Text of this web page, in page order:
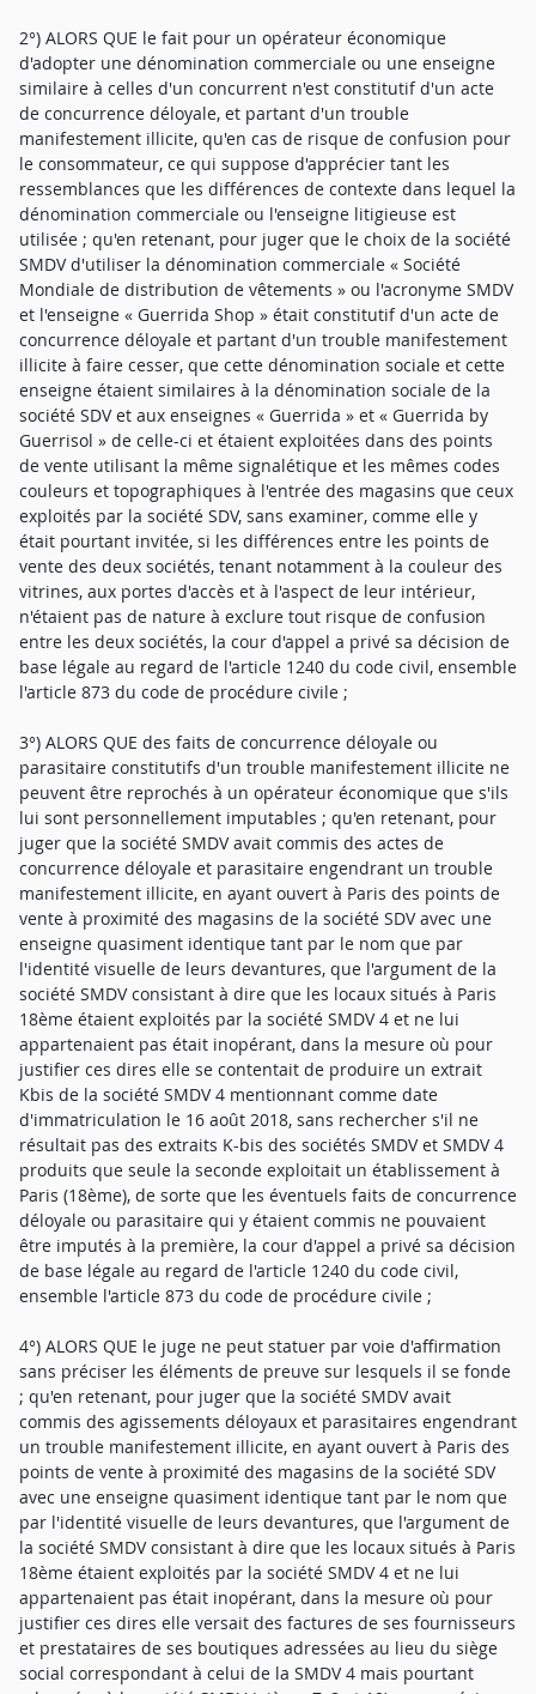
2°) ALORS QUE le fait pour un opérateur économique
d'adopter une dénomination commerciale ou une enseigne
similaire à celles d'un concurrent n'est constitutif d'un acte
de concurrence déloyale, et partant d'un trouble
manifestement illicite, qu'en cas de risque de confusion pour
le consommateur, ce qui suppose d'apprécier tant les
ressemblances que les différences de contexte dans lequel la
dénomination commerciale ou l'enseigne litigieuse est
utilisée ; qu'en retenant, pour juger que le choix de la société
SMDV d'utiliser la dénomination commerciale « Société
Mondiale de distribution de vêtements » ou l'acronyme SMDV
et l'enseigne « Guerrida Shop » était constitutif d'un acte de
concurrence déloyale et partant d'un trouble manifestement
illicite à faire cesser, que cette dénomination sociale et cette
enseigne étaient similaires à la dénomination sociale de la
société SDV et aux enseignes « Guerrida » et « Guerrida by
Guerrisol » de celle-ci et étaient exploitées dans des points
de vente utilisant la même signalétique et les mêmes codes
couleurs et topographiques à l'entrée des magasins que ceux
exploités par la société SDV, sans examiner, comme elle y
était pourtant invitée, si les différences entre les points de
vente des deux sociétés, tenant notamment à la couleur des
vitrines, aux portes d'accès et à l'aspect de leur intérieur,
n'étaient pas de nature à exclure tout risque de confusion
entre les deux sociétés, la cour d'appel a privé sa décision de
base légale au regard de l'article 1240 du code civil, ensemble
l'article 873 du code de procédure civile ;
3°) ALORS QUE des faits de concurrence déloyale ou
parasitaire constitutifs d'un trouble manifestement illicite ne
peuvent être reprochés à un opérateur économique que s'ils
lui sont personnellement imputables ; qu'en retenant, pour
juger que la société SMDV avait commis des actes de
concurrence déloyale et parasitaire engendrant un trouble
manifestement illicite, en ayant ouvert à Paris des points de
vente à proximité des magasins de la société SDV avec une
enseigne quasiment identique tant par le nom que par
l'identité visuelle de leurs devantures, que l'argument de la
société SMDV consistant à dire que les locaux situés à Paris
18ème étaient exploités par la société SMDV 4 et ne lui
appartenaient pas était inopérant, dans la mesure où pour
justifier ces dires elle se contentait de produire un extrait
Kbis de la société SMDV 4 mentionnant comme date
d'immatriculation le 16 août 2018, sans rechercher s'il ne
résultait pas des extraits K-bis des sociétés SMDV et SMDV 4
produits que seule la seconde exploitait un établissement à
Paris (18ème), de sorte que les éventuels faits de concurrence
déloyale ou parasitaire qui y étaient commis ne pouvaient
être imputés à la première, la cour d'appel a privé sa décision
de base légale au regard de l'article 1240 du code civil,
ensemble l'article 873 du code de procédure civile ;
4°) ALORS QUE le juge ne peut statuer par voie d'affirmation
sans préciser les éléments de preuve sur lesquels il se fonde
; qu'en retenant, pour juger que la société SMDV avait
commis des agissements déloyaux et parasitaires engendrant
un trouble manifestement illicite, en ayant ouvert à Paris des
points de vente à proximité des magasins de la société SDV
avec une enseigne quasiment identique tant par le nom que
par l'identité visuelle de leurs devantures, que l'argument de
la société SMDV consistant à dire que les locaux situés à Paris
18ème étaient exploités par la société SMDV 4 et ne lui
appartenaient pas était inopérant, dans la mesure où pour
justifier ces dires elle versait des factures de ses fournisseurs
et prestataires de ses boutiques adressées au lieu du siège
social correspondant à celui de la SMDV 4 mais pourtant